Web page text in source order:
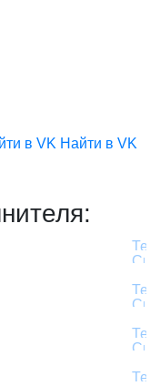
в VK Найти в VK